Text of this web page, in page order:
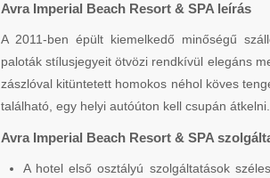
Avra Imperial Beach Resort & SPA leírás
A 2011-ben épült kiemelkedő minőségű
paloták stílusjegyeit ötvözi rendkívül elegáns
zászlóval kitüntetett homokos néhol köves
található, egy helyi autóúton kell csupán átkelni.
Avra Imperial Beach Resort & SPA
A hotel első osztályú szolgáltatások